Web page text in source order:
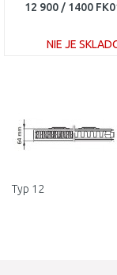
12 900 / 1400
NIE JE
Typ 12